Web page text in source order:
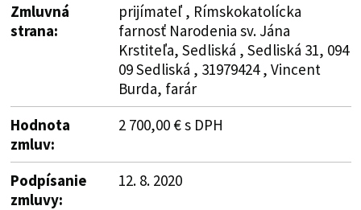
Zmluvná
strana:
prijímateľ , Rímskokatolícka
farnosť Narodenia sv. Jána
Krstiteľa, Sedliská , Sedliská 31, 094
09 Sedliská , 31979424 , Vincent
Burda, farár
Hodnota
zmluv:
2 700,00 € s DPH
Podpísanie
zmluvy:
12. 8. 2020